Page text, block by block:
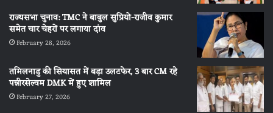
राज्यसभा चुनाव: TMC ने बाबुल सुप्रियो-राजीव कुमार
समेत चार चेहरों पर लगाया दांव
February 28, 2026
तमिलनाडु की सियासत में बड़ा उलटफेर, 3 बार CM रहे
पन्नीरसेल्वम DMK में हुए शामिल
February 27, 2026